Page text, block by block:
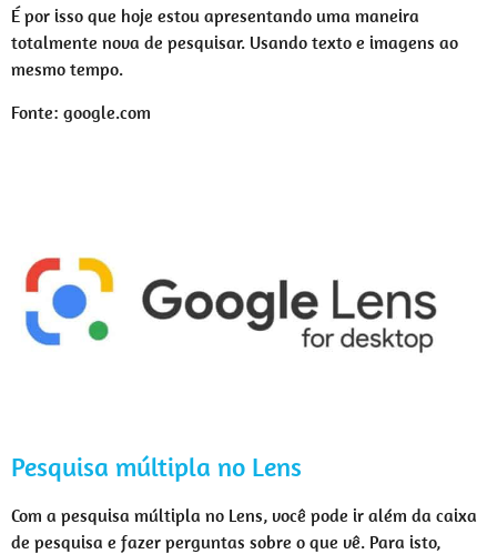
É por isso que hoje estou apresentando uma maneira
totalmente nova de pesquisar. Usando texto e imagens ao
mesmo tempo.
Fonte: google.com
Pesquisa múltipla no Lens
Com a pesquisa múltipla no Lens, você pode ir além da caixa
de pesquisa e fazer perguntas sobre o que vê. Para isto,